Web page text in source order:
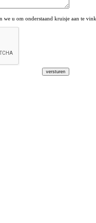
u om onderstaand kruisje aan te